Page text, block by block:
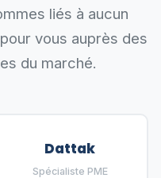
liés à aucun
vous auprès des
du marché.
Dattak
Spécialiste PME